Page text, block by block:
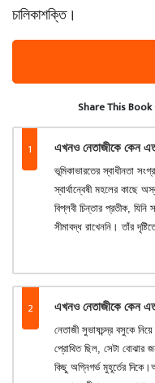
চালিকাশক্তি।
Share This Book
1 এখনও নেতাজীকে কেন
ভূমিকাভারতের স্বাধীনতা
স্বার্থান্বেষী মহলের কাছে
বিপ্লবী চিন্তার প্রতীক,
সীমাবদ্ধ রাখেননি। তাঁর
2 এখনও নেতাজীকে কেন
নেতাজী সুভাষচন্দ্র বসুকে
প্রোথিত ছিল, সেটা বোঝার
কিছু অগ্নিগর্ভ মুহূর্তের